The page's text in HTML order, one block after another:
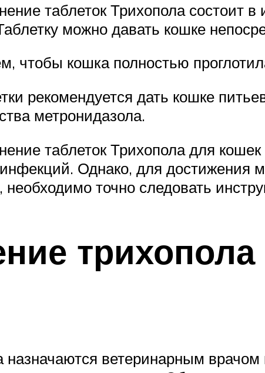
таблеток Трихопола состоит
можно давать кошке
чтобы кошка полностью
рекомендуется дать кошке
метронидазола.
таблеток Трихопола для
Однако, для достижения
точно следовать
ветеринарным